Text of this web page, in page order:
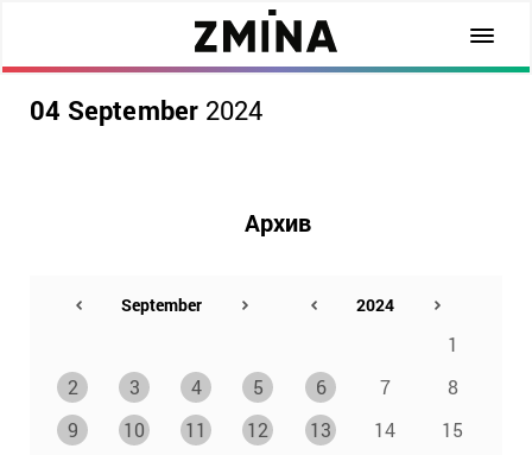
04 September 2024
Архив
1
2
3 4 5 6 7
8
9
10 11 12 13 14
15